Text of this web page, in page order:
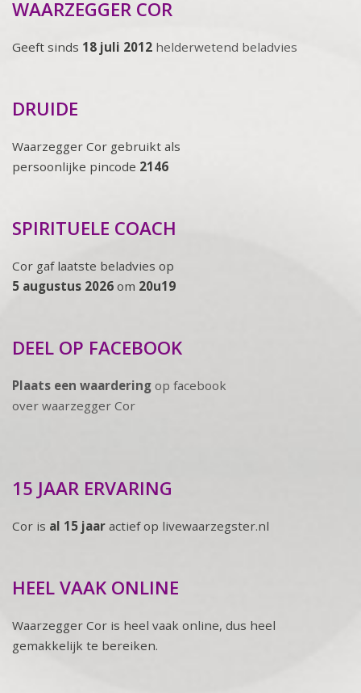
WAARZEGGER COR
Geeft sinds 18 juli 2012 helderwetend beladvies
DRUIDE
Waarzegger Cor gebruikt als
persoonlijke pincode 2146
SPIRITUELE COACH
Cor gaf laatste beladvies op
5 augustus 2026 om 20u19
DEEL OP FACEBOOK
Plaats een waardering op facebook
over waarzegger Cor
15 JAAR ERVARING
Cor is al 15 jaar actief op livewaarzegster.nl
HEEL VAAK ONLINE
Waarzegger Cor is heel vaak online, dus heel
gemakkelijk te bereiken.